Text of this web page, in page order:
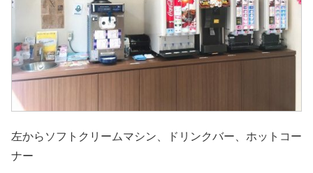
左からソフトクリームマシン、ドリンクバー、ホットコー
ナー